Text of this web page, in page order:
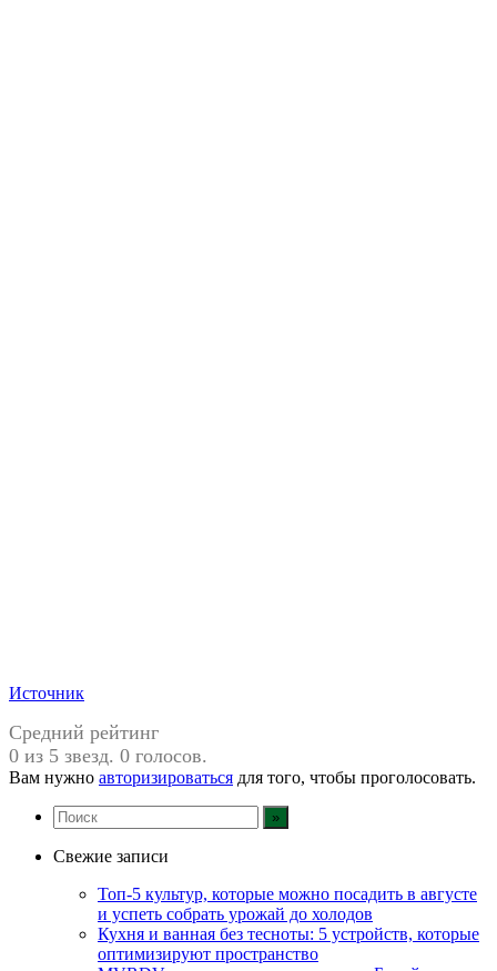
Источник
Средний рейтинг
0 из 5 звезд. 0 голосов.
Вам нужно авторизироваться для того, чтобы проголосовать.
Свежие записи
Топ-5 культур, которые можно посадить в августе
и успеть собрать урожай до холодов
Кухня и ванная без тесноты: 5 устройств, которые
оптимизируют пространство